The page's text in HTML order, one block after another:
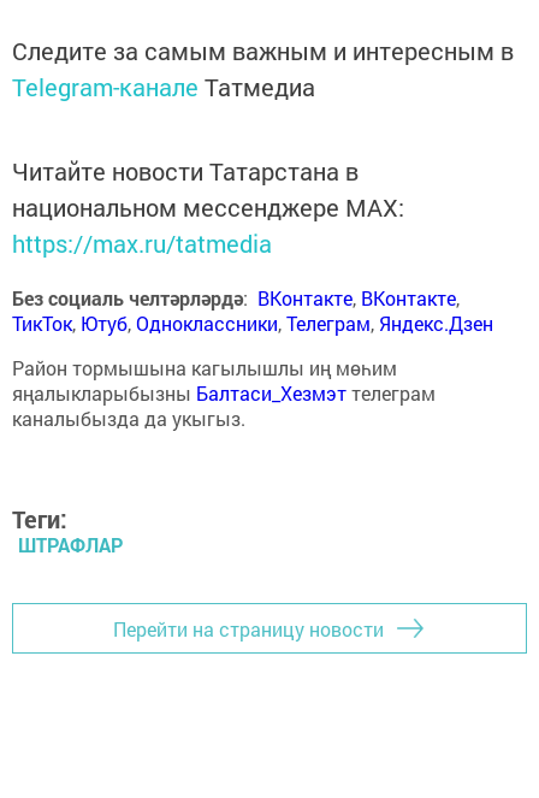
Следите за самым важным и интересным в
Telegram-канале Татмедиа
Читайте новости Татарстана в
национальном мессенджере MАХ:
https://max.ru/tatmedia
Без социаль челтәрләрдә: ВКонтакте, ВКонтакте,
ТикТок, Ютуб,Одноклассники,Телеграм, Яндекс.Дзен
Район тормышына кагылышлы иң мөһим
яңалыкларыбызны Балтаси_Хезмэттелеграм
каналыбызда да укыгыз.
Теги:
ШТРАФЛАР
Перейти на страницу новости